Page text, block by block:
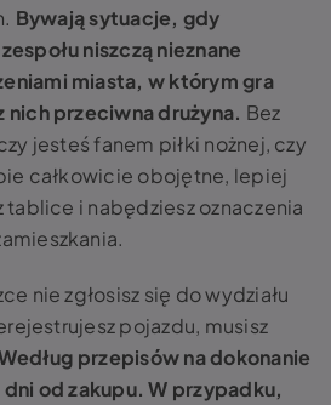
Bywają sytuacje, gdy
niszczą nieznane
miasta, w którym gra
nich przeciwna drużyna. Bez
jesteś fanem piłki nożnej, czy
całkowicie obojętne, lepiej
i nabędziesz oznaczenia
nie zgłosisz się do wydziału
pojazdu, musisz
przepisów na dokonanie
od zakupu. W przypadku,